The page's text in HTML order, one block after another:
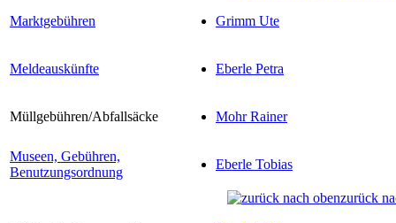
Marktgebühren Grimm Ute
Meldeauskünfte Eberle Petra
Müllgebühren/Abfallsäcke Mohr Rainer
Museen, Gebühren,
Benutzungsordnung
Eberle Tobias
zurück